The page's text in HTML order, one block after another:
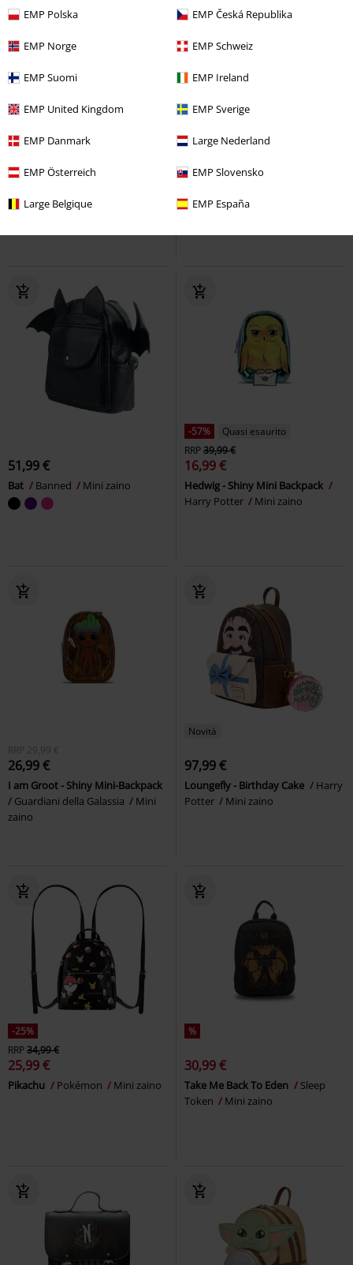
EMP Polska EMP Česká Republika
EMP Norge EMP Schweiz
EMP Suomi EMP Ireland
EMP United Kingdom EMP Sverige
EMP Danmark Large Nederland
EMP Österreich EMP Slovensko
Large Belgique EMP España
68,99 €
zaino
97,99 €
Stitch
Mini zaino
51,99 €
Bat Banned Mini zaino
-57%
Quasi esaurito
RRP39,99 €
16,99 €
Hedwig - Shiny Mini Backpack
Harry Potter
Mini zaino
RRP 29,99 €
26,99 €
I am Groot - Shiny Mini-Backpack
Guardiani della Galassia
Mini
zaino
Novità
97,99 €
Loungefly - Birthday Cake
Harry
Potter
Mini zaino
-25%
RRP34,99 €
25,99 €
Pikachu Pokémon Mini zaino
%
30,99 €
Take Me Back To Eden
Sleep
Token
Mini zaino